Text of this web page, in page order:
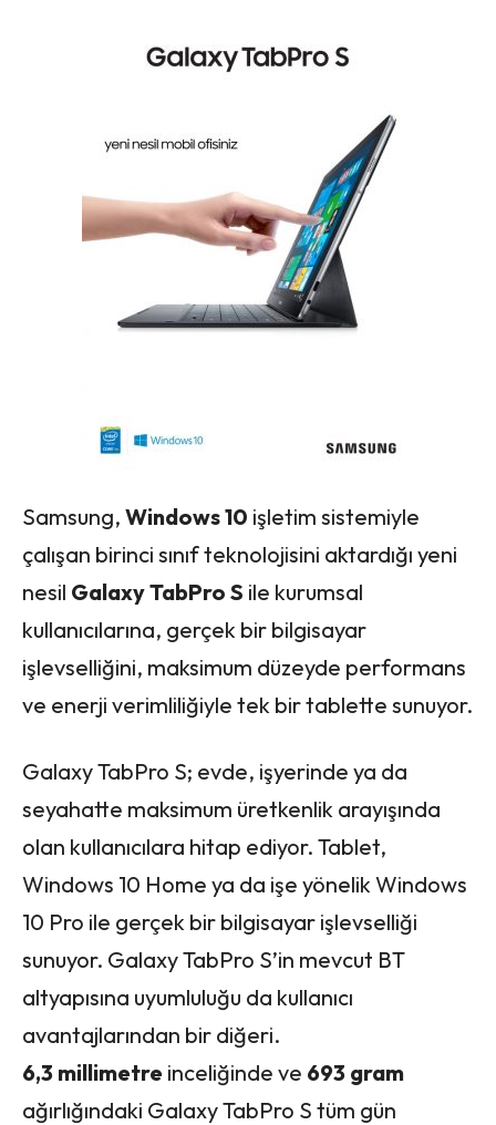
Samsung, Windows 10 işletim sistemiyle
çalışan birinci sınıf teknolojisini aktardığı yeni
nesil Galaxy TabPro S ile kurumsal
kullanıcılarına, gerçek bir bilgisayar
işlevselliğini, maksimum düzeyde performans
ve enerji verimliliğiyle tek bir tablette sunuyor.
Galaxy TabPro S; evde, işyerinde ya da
seyahatte maksimum üretkenlik arayışında
olan kullanıcılara hitap ediyor. Tablet,
Windows 10 Home ya da işe yönelik Windows
10 Pro ile gerçek bir bilgisayar işlevselliği
sunuyor. Galaxy TabPro S’in mevcut BT
altyapısına uyumluluğu da kullanıcı
avantajlarından bir diğeri.
6,3 millimetre inceliğinde ve 693 gram
ağırlığındaki Galaxy TabPro S tüm gün